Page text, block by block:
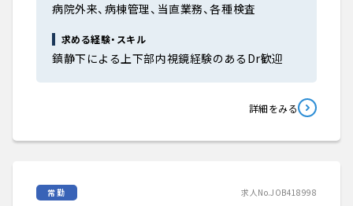
病院外来、病棟管理、当直業務、各種検査
求める経験・スキル
鎮静下による上下部内視鏡経験のあるDr歓迎
詳細をみる
常勤 求人No.JOB418998